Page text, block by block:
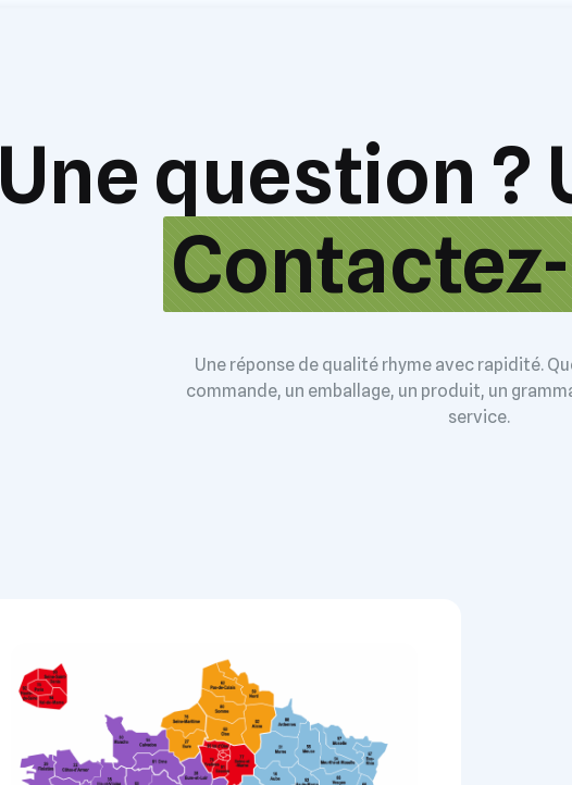
Une question ?
Une réponse de qualité rhyme avec rapidité.
commande, un emballage, un produit, un
service.